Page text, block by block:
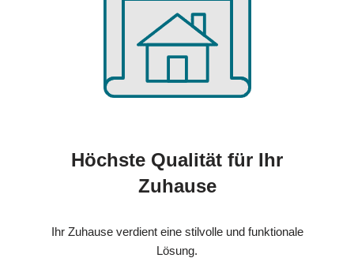
Höchste Qualität für Ihr
Zuhause
Ihr Zuhause verdient eine stilvolle und funktionale
Lösung.